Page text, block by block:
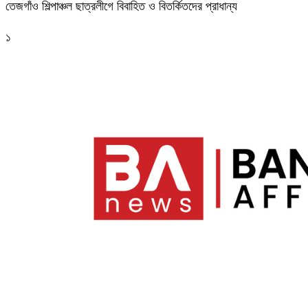
তেজগাঁও শিল্পাঞ্চল ছাত্রলীগে বিবাহিত ও বিতর্কিতদের প্রাধান্য
১